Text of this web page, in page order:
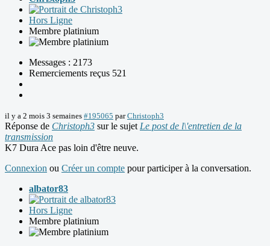
Hors Ligne
Membre platinium
Messages : 2173
Remerciements reçus 521
il y a 2 mois 3 semaines #195065 parChristoph3
Réponse de Christoph3 sur le sujet Le post de l\'entretien de la
transmission
K7 Dura Ace pas loin d'être neuve.
Connexion ou Créer un compte pour participer à la conversation.
albator83
Hors Ligne
Membre platinium